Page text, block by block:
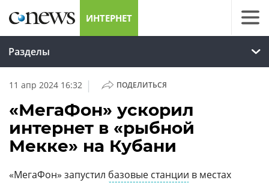
ИНТЕРНЕТ
Разделы
11 апр 2024 16:32 | ПОДЕЛИТЬСЯ
«МегаФон» ускорил
интернет в «рыбной
Мекке» на Кубани
«МегаФон» запустил базовые станции в местах